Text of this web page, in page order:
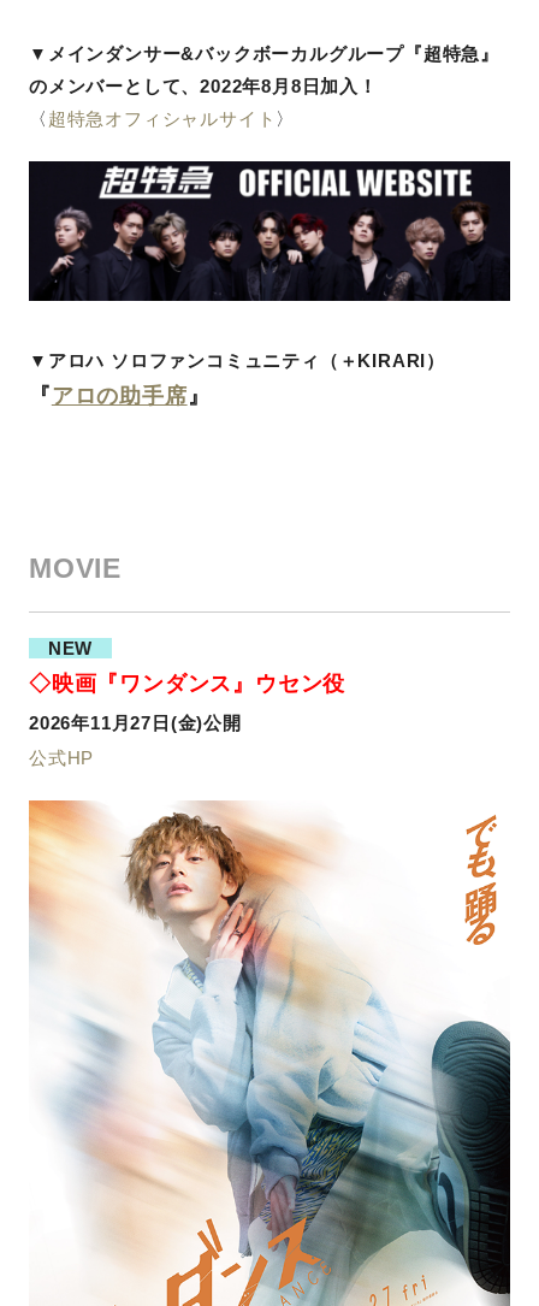
▼メインダンサー&バックボーカルグループ『超特急』
の メンバーとして、2022年8月8日加入！
〈 超特急オフィシャルサイト 〉
▼アロハ ソロファンコミュニティ（＋KIRARI）
『アロの助手席 』
MOVIE
NEW
◇映画『ワンダンス』ウセン役
2026年11月27日(金)公開
公式HP